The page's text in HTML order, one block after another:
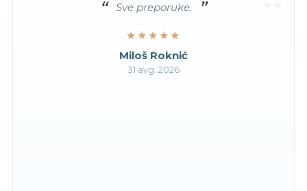
Sve preporuke.
★★★★★
★★★★★
Miloš Roknić
31 avg. 2026